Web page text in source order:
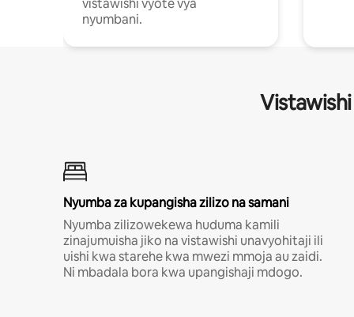
vistawishi vyote vya
nyumbani.
Nyumba za kupangisha zilizo na samani
Nyumba zilizowekewa huduma kamili
zinajumuisha jiko na vistawishi unavyohitaji ili
uishi kwa starehe kwa mwezi mmoja au zaidi.
Ni mbadala bora kwa upangishaji mdogo.